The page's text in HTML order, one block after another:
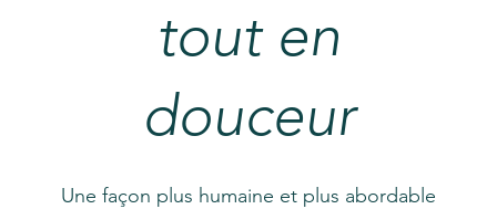
tout en
douceur
Une façon plus humaine et plus abordable